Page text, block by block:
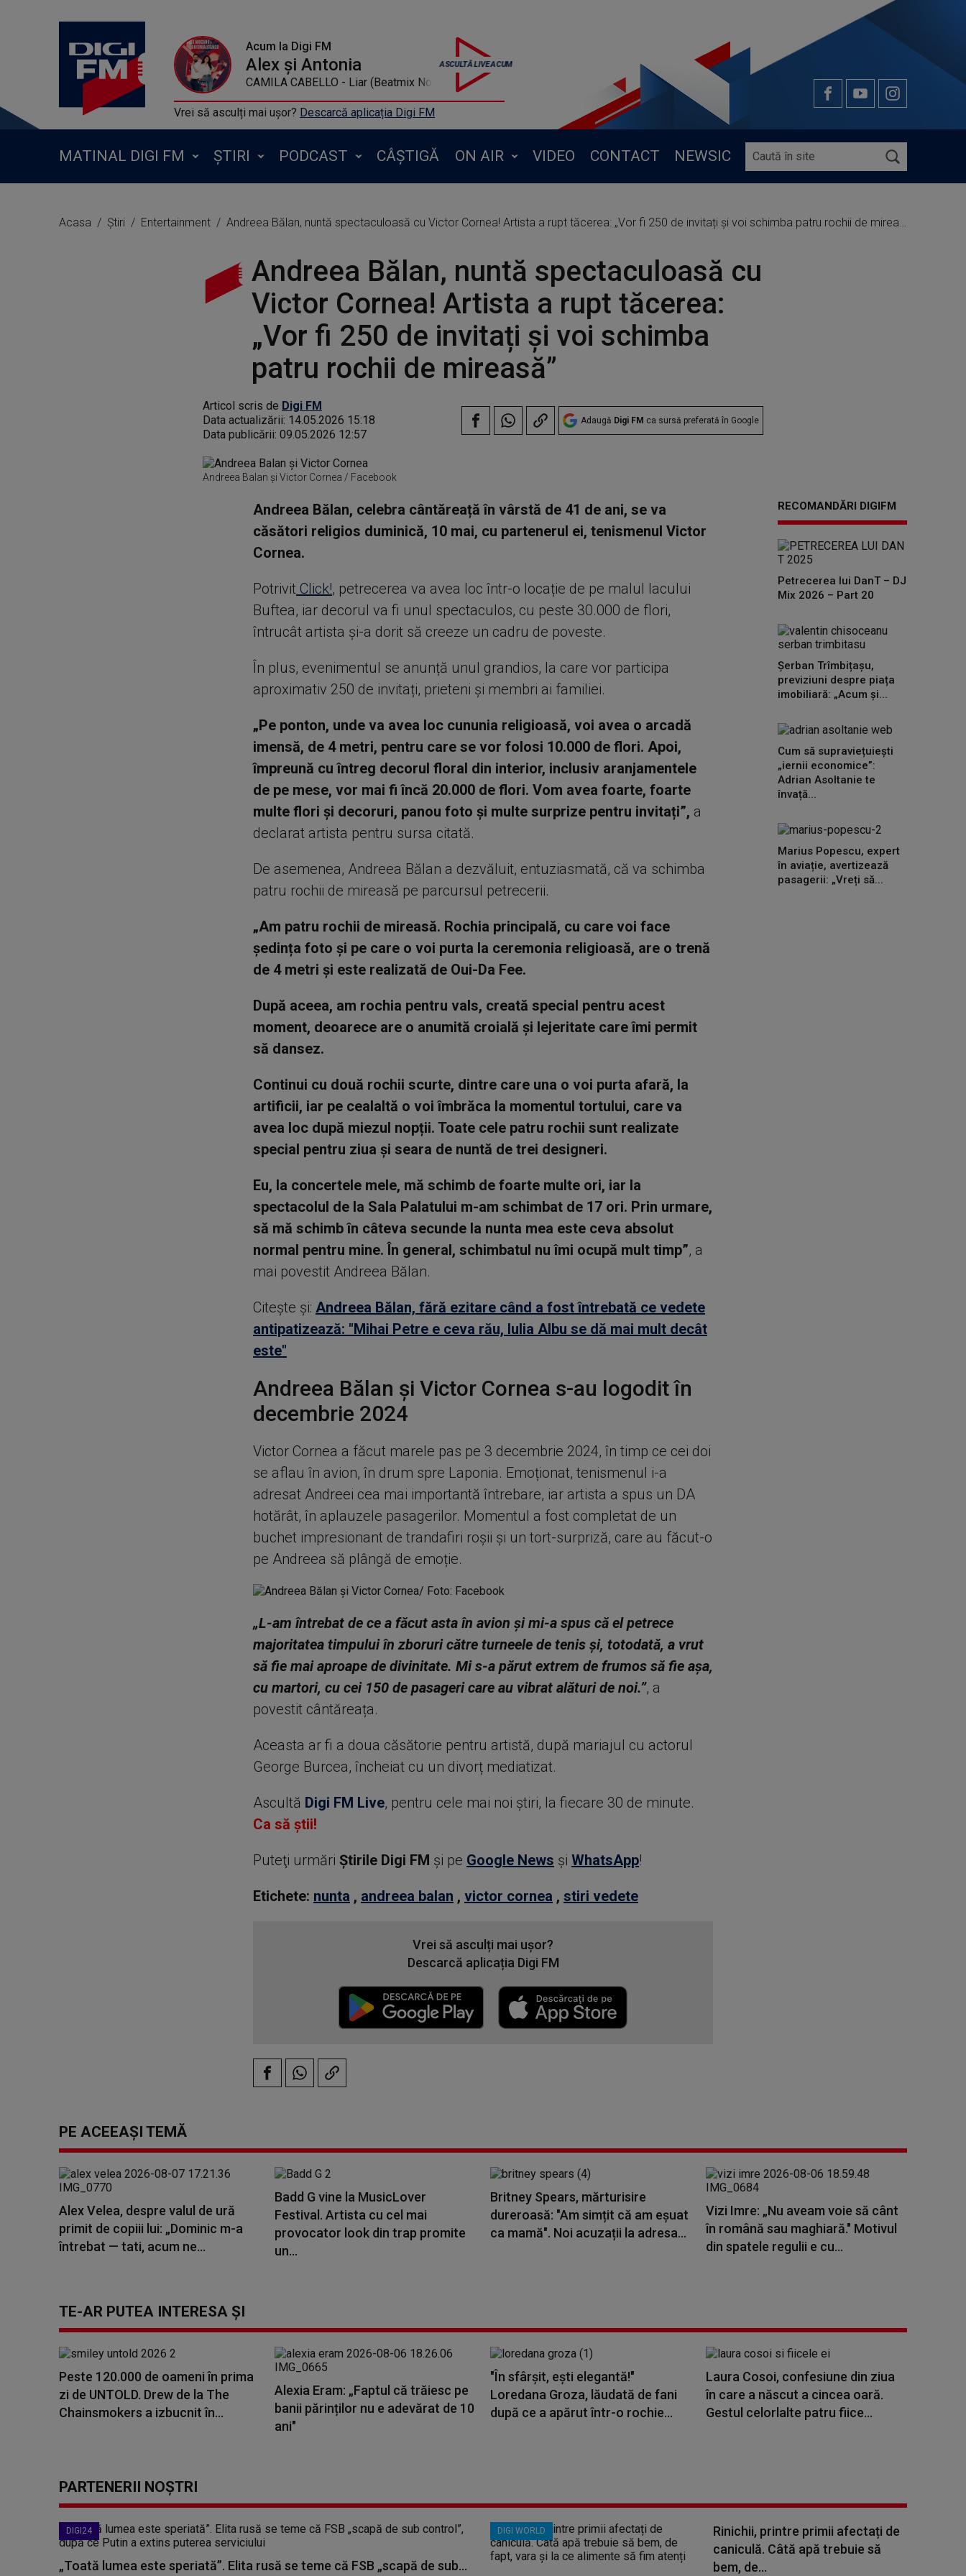
Acum la Digi FM
Alex și Antonia
CAMILA CABELLO - Liar (Beatmix Nou)
Vrei să asculți mai ușor? Descarcă aplicația Digi FM
MATINAL DIGI FM ȘTIRI PODCAST CÂȘTIGĂ ON AIR VIDEO CONTACT NEWSIC
Acasa Știri Entertainment Andreea Bălan, nuntă spectaculoasă cu Victor Cornea! Artista a rupt tăcerea: „Vor fi 250 de invitați și voi schimba patru rochii de mireasă”
Andreea Bălan, nuntă spectaculoasă cu
Victor Cornea! Artista a rupt tăcerea:
„Vor fi 250 de invitați și voi schimba
patru rochii de mireasă”
Articol scris de Digi FM
Data actualizării: 14.05.2026 15:18
Data publicării: 09.05.2026 12:57
Adaugă Digi FM ca sursă preferată în Google
Andreea Balan și Victor Cornea / Facebook
Andreea Bălan, celebra cântăreață în vârstă de 41 de ani, se va
căsători religios duminică, 10 mai, cu partenerul ei, tenismenul Victor
Cornea.
PotrivitClick!, petrecerea va avea loc într-o locație de pe malul lacului
Buftea, iar decorul va fi unul spectaculos, cu peste 30.000 de flori,
întrucât artista și-a dorit să creeze un cadru de poveste.
În plus, evenimentul se anunță unul grandios, la care vor participa
aproximativ 250 de invitați, prieteni și membri ai familiei.
„Pe ponton, unde va avea loc cununia religioasă, voi avea o arcadă
imensă, de 4 metri, pentru care se vor folosi 10.000 de flori. Apoi,
împreună cu întreg decorul floral din interior, inclusiv aranjamentele
de pe mese, vor mai fi încă 20.000 de flori. Vom avea foarte, foarte
multe flori și decoruri, panou foto și multe surprize pentru invitați”, a
declarat artista pentru sursa citată.
De asemenea, Andreea Bălan a dezvăluit, entuziasmată, că va schimba
patru rochii de mireasă pe parcursul petrecerii.
„Am patru rochii de mireasă. Rochia principală, cu care voi face
ședința foto și pe care o voi purta la ceremonia religioasă, are o trenă
de 4 metri și este realizată de Oui-Da Fee.
După aceea, am rochia pentru vals, creată special pentru acest
moment, deoarece are o anumită croială și lejeritate care îmi permit
să dansez.
Continui cu două rochii scurte, dintre care una o voi purta afară, la
artificii, iar pe cealaltă o voi îmbrăca la momentul tortului, care va
avea loc după miezul nopții. Toate cele patru rochii sunt realizate
special pentru ziua și seara de nuntă de trei designeri.
Eu, la concertele mele, mă schimb de foarte multe ori, iar la
spectacolul de la Sala Palatului m-am schimbat de 17 ori. Prin urmare,
să mă schimb în câteva secunde la nunta mea este ceva absolut
normal pentru mine. În general, schimbatul nu îmi ocupă mult timp”, a
mai povestit Andreea Bălan.
Citește și: Andreea Bălan, fără ezitare când a fost întrebată ce vedete
antipatizează: "Mihai Petre e ceva rău, Iulia Albu se dă mai mult decât
este"
Andreea Bălan și Victor Cornea s-au logodit în
decembrie 2024
Victor Cornea a făcut marele pas pe 3 decembrie 2024, în timp ce cei doi
se aflau în avion, în drum spre Laponia. Emoționat, tenismenul i-a
adresat Andreei cea mai importantă întrebare, iar artista a spus un DA
hotărât, în aplauzele pasagerilor. Momentul a fost completat de un
buchet impresionant de trandafiri roșii și un tort-surpriză, care au făcut-o
pe Andreea să plângă de emoție.
„L-am întrebat de ce a făcut asta în avion și mi-a spus că el petrece
majoritatea timpului în zboruri către turneele de tenis și, totodată, a vrut
să fie mai aproape de divinitate. Mi s-a părut extrem de frumos să fie așa,
cu martori, cu cei 150 de pasageri care au vibrat alături de noi.”, a
povestit cântăreața.
Aceasta ar fi a doua căsătorie pentru artistă, după mariajul cu actorul
George Burcea, încheiat cu un divorț mediatizat.
Ascultă Digi FM Live, pentru cele mai noi știri, la fiecare 30 de minute.
Ca să știi!
Puteţi urmări Știrile Digi FM şi pe Google News şi WhatsApp!
Etichete: nunta , andreea balan , victor cornea , stiri vedete
Vrei să asculți mai ușor?
Descarcă aplicația Digi FM
RECOMANDĂRI DIGIFM
Petrecerea lui DanT – DJ
Mix 2026 – Part 20
Șerban Trîmbițașu,
previziuni despre piața
imobiliară: „Acum și...
Cum să supraviețuiești
„iernii economice”:
Adrian Asoltanie te
învață...
Marius Popescu, expert
în aviație, avertizează
pasagerii: „Vreți să...
PE ACEEAȘI TEMĂ
Alex Velea, despre valul de ură
primit de copiii lui: „Dominic m-a
întrebat — tati, acum ne...
Badd G vine la MusicLover
Festival. Artista cu cel mai
provocator look din trap promite
un...
Britney Spears, mărturisire
dureroasă: "Am simțit că am eșuat
ca mamă". Noi acuzații la adresa...
Vizi Imre: „Nu aveam voie să cânt
în română sau maghiară." Motivul
din spatele regulii e cu...
TE-AR PUTEA INTERESA ȘI
Peste 120.000 de oameni în prima
zi de UNTOLD. Drew de la The
Chainsmokers a izbucnit în...
Alexia Eram: „Faptul că trăiesc pe
banii părinților nu e adevărat de 10
ani"
"În sfârșit, ești elegantă!"
Loredana Groza, lăudată de fani
după ce a apărut într-o rochie...
Laura Cosoi, confesiune din ziua
în care a născut a cincea oară.
Gestul celorlalte patru fiice...
PARTENERII NOȘTRI
DIGI24
„Toată lumea este speriată”. Elita rusă se teme că FSB „scapă de sub...
DIGI WORLD
Rinichii, printre primii afectați de
caniculă. Câtă apă trebuie să
bem, de...